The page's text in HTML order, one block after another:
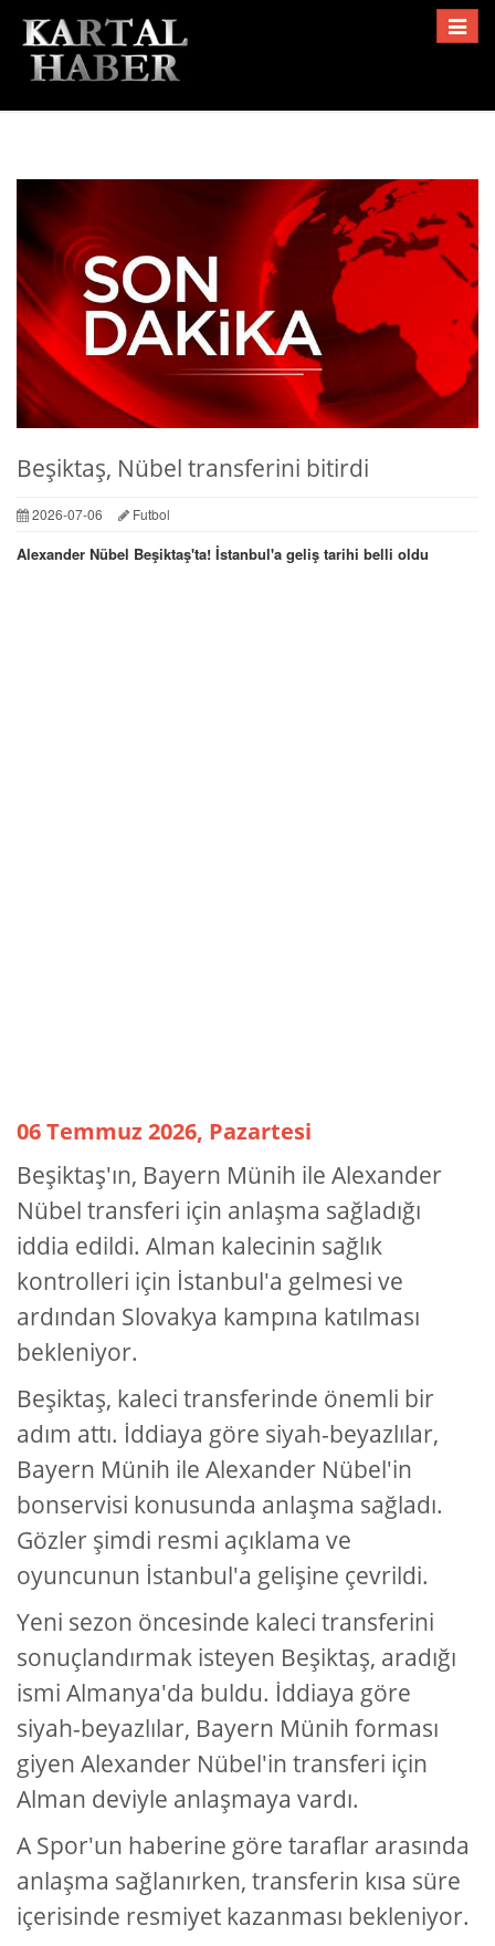
Toggle
Beşiktaş, Nübel transferini bitirdi
2026-07-06 Futbol
Alexander Nübel Beşiktaş'ta! İstanbul'a geliş tarihi belli oldu
06 Temmuz 2026, Pazartesi
Beşiktaş'ın, Bayern Münih ile Alexander
Nübel transferi için anlaşma sağladığı
iddia edildi. Alman kalecinin sağlık
kontrolleri için İstanbul'a gelmesi ve
ardından Slovakya kampına katılması
bekleniyor.
Beşiktaş, kaleci transferinde önemli bir
adım attı. İddiaya göre siyah-beyazlılar,
Bayern Münih ile Alexander Nübel'in
bonservisi konusunda anlaşma sağladı.
Gözler şimdi resmi açıklama ve
oyuncunun İstanbul'a gelişine çevrildi.
Yeni sezon öncesinde kaleci transferini
sonuçlandırmak isteyen Beşiktaş, aradığı
ismi Almanya'da buldu. İddiaya göre
siyah-beyazlılar, Bayern Münih forması
giyen Alexander Nübel'in transferi için
Alman deviyle anlaşmaya vardı.
A Spor'un haberine göre taraflar arasında
anlaşma sağlanırken, transferin kısa süre
içerisinde resmiyet kazanması bekleniyor.